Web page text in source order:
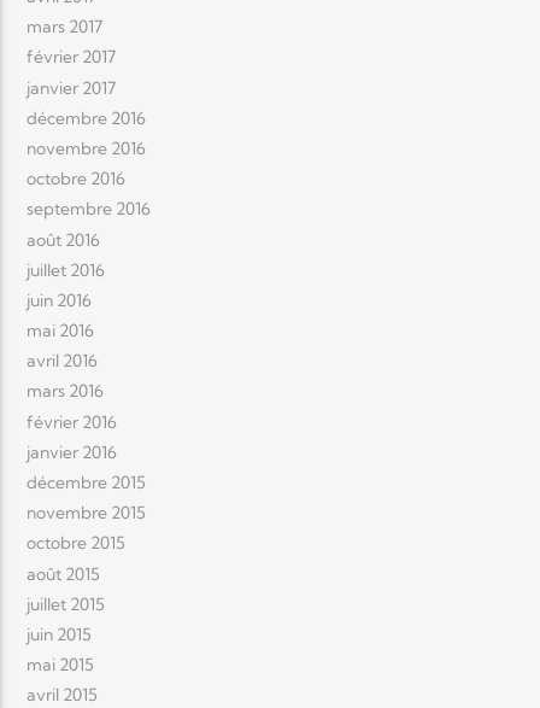
mars 2017
février 2017
janvier 2017
décembre 2016
novembre 2016
octobre 2016
septembre 2016
août 2016
juillet 2016
juin 2016
mai 2016
avril 2016
mars 2016
février 2016
janvier 2016
décembre 2015
novembre 2015
octobre 2015
août 2015
juillet 2015
juin 2015
mai 2015
avril 2015